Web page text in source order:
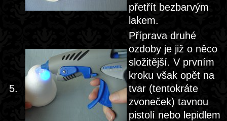
přetřít bezbarvým
lakem.
5.
Příprava druhé
ozdoby je již o něco
složitější. V prvním
kroku však opět na
tvar (tentokráte
zvoneček) tavnou
pistolí nebo lepidlem